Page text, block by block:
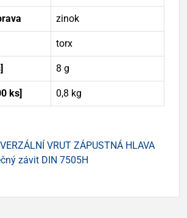
zinok
torx
8 g
ks] 0,8 kg
VRUT ZÁPUSTNÁ HLAVA
závit DIN 7505H